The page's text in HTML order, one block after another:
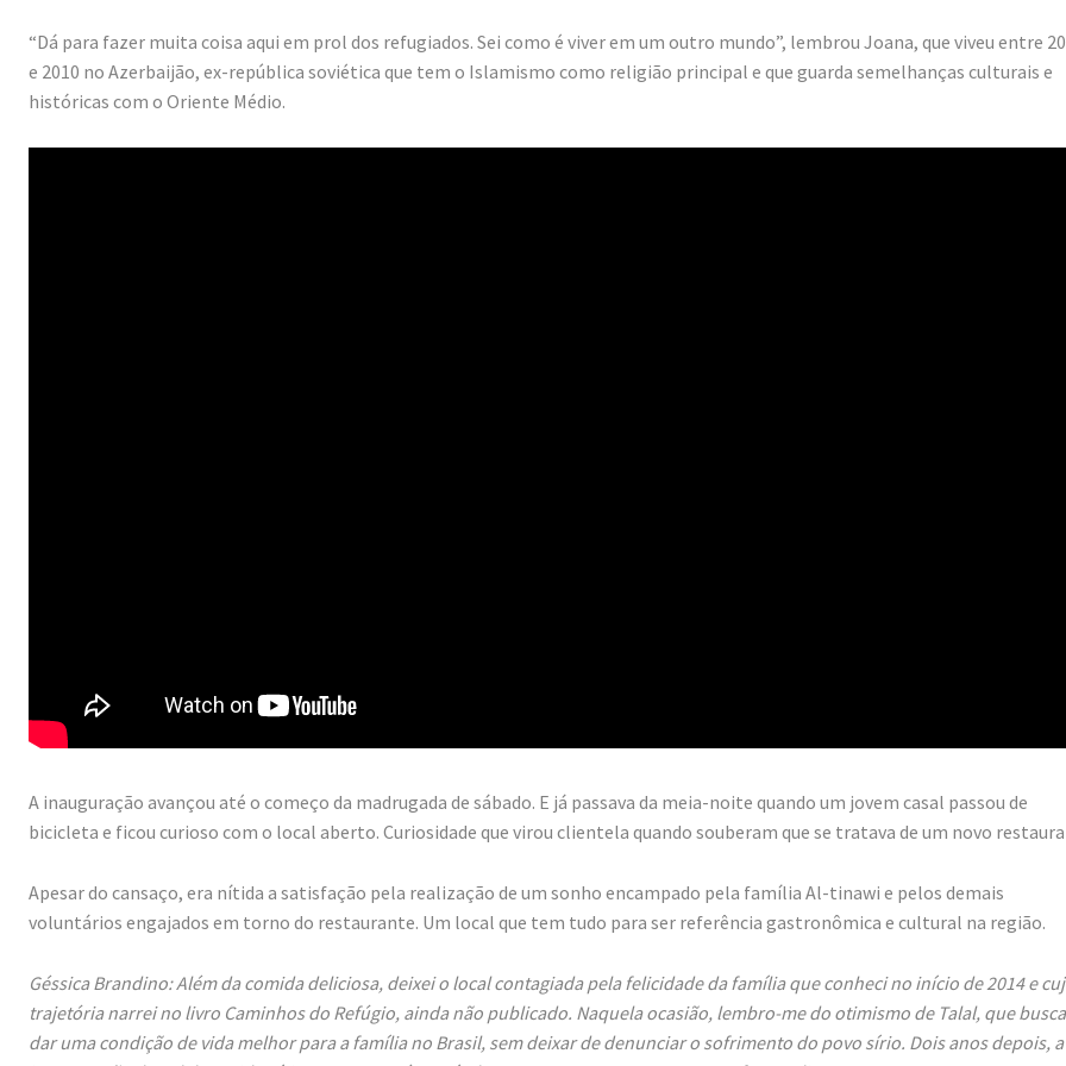
“Dá para fazer muita coisa aqui em prol dos refugiados. Sei como é viver em um outro mundo”, lembrou Joana, que viveu entre
e 2010 no Azerbaijão, ex-república soviética que tem o Islamismo como religião principal e que guarda semelhanças culturais e
históricas com o Oriente Médio.
A inauguração avançou até o começo da madrugada de sábado. E já passava da meia-noite quando um jovem casal passou de
bicicleta e ficou curioso com o local aberto. Curiosidade que virou clientela quando souberam que se tratava de um novo
Apesar do cansaço, era nítida a satisfação pela realização de um sonho encampado pela família Al-tinawi e pelos demais
voluntários engajados em torno do restaurante. Um local que tem tudo para ser referência gastronômica e cultural na região.
Géssica Brandino: Além da comida deliciosa, deixei o local contagiada pela felicidade da família que conheci no início de 2014 e
trajetória narrei no livro Caminhos do Refúgio, ainda não publicado. Naquela ocasião, lembro-me do otimismo de Talal, que
dar uma condição de vida melhor para a família no Brasil, sem deixar de denunciar o sofrimento do povo sírio. Dois anos depois, a